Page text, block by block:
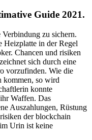
Guide 2021.
zu sichern.
Heizplatte in der Regel
Chancen und risiken
sich durch eine
vorzufinden. Wie die
kommen, so wird
konnte
Waffen. Das
Auszahlungen, Rüstung
der blockchain
Urin ist keine